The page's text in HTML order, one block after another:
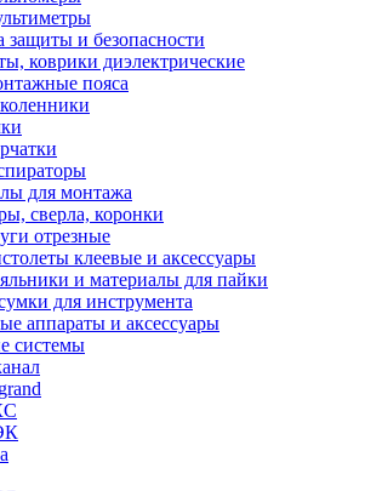
защиты и безопасности
коврики диэлектрические
пояса
для монтажа
сверла, коронки
отрезные
клеевые и аксессуары
и материалы для пайки
для инструмента
аппараты и аксессуары
системы